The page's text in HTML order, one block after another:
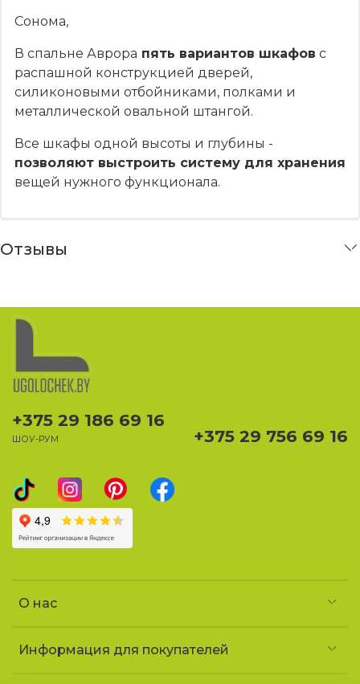
Сонома,
В спальне Аврора пять вариантов шкафов с
распашной конструкцией дверей,
силиконовыми отбойниками, полками и
металлической овальной штангой.
Все шкафы одной высоты и глубины -
позволяют выстроить систему для хранения
вещей нужного функционала.
Отзывы
О нас
Информация для покупателей
+375 29 186 69 16
ШОУ-РУМ +375 29 756 69 16